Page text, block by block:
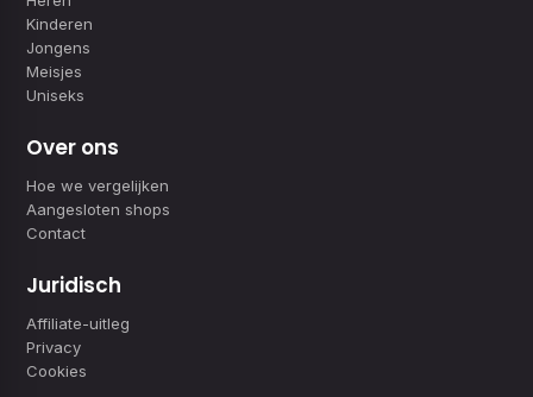
Kinderen
Jongens
Meisjes
Uniseks
Over ons
Hoe we vergelijken
Aangesloten shops
Contact
Juridisch
Affiliate-uitleg
Privacy
Cookies